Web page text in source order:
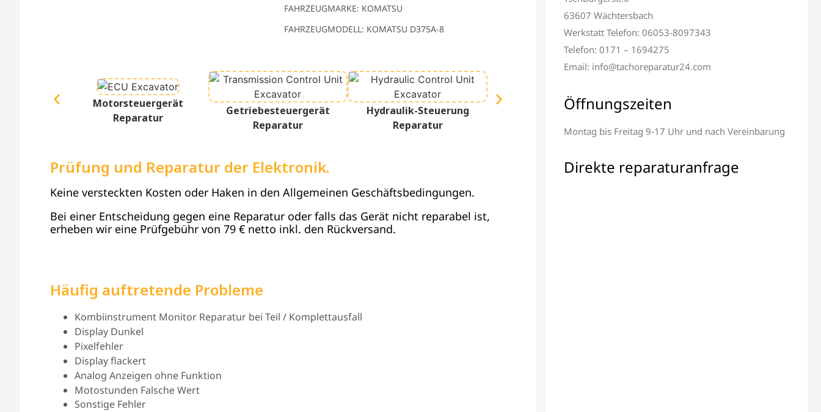
FAHRZEUGMARKE: KOMATSU
FAHRZEUGMODELL: KOMATSU D375A-8
Motorsteuergerät
Reparatur
Getriebesteuergerät
Reparatur
Hydraulik-Steuerung
Reparatur
Terminal & Display
Alle elektronischen
Prüfung und Reparatur der Elektronik.
Keine versteckten Kosten oder Haken in den Allgemeinen Geschäftsbedingungen.
Bei einer Entscheidung gegen eine Reparatur oder falls das Gerät nicht reparabel ist,
erheben wir eine Prüfgebühr von 79 € netto inkl. den Rückversand.
Häufig auftretende Probleme
Kombiinstrument Monitor Reparatur bei Teil / Komplettausfall
Display Dunkel
Pixelfehler
Display flackert
Analog Anzeigen ohne Funktion
Motostunden Falsche Wert
Sonstige Fehler
63607 Wächtersbach
Werkstatt Telefon: 06053-8097343
Telefon: 0171 – 1694275
Email: info@tachoreparatur24.com
Öffnungszeiten
Montag bis Freitag 9-17 Uhr und nach Vereinbarung
Direkte reparaturanfrage